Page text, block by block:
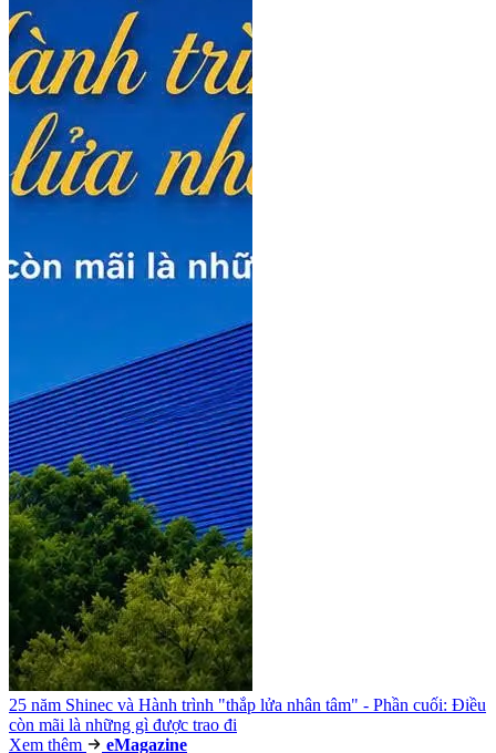
25 năm Shinec và Hành trình "thắp lửa nhân tâm" - Phần cuối: Điều
còn mãi là những gì được trao đi
Xem thêm
eMagazine